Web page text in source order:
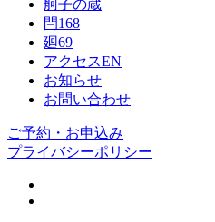
舸子の蔵
閂168
廻69
アクセスEN
お知らせ
お問い合わせ
ご予約・お申込み
プライバシーポリシー